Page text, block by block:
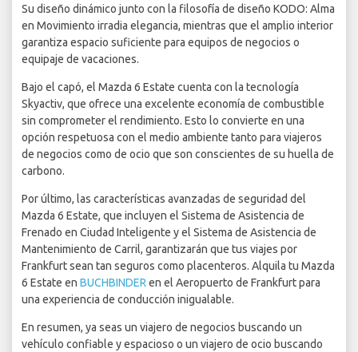
Su diseño dinámico junto con la filosofía de diseño KODO: Alma
en Movimiento irradia elegancia, mientras que el amplio interior
garantiza espacio suficiente para equipos de negocios o
equipaje de vacaciones.
Bajo el capó, el Mazda 6 Estate cuenta con la tecnología
Skyactiv, que ofrece una excelente economía de combustible
sin comprometer el rendimiento. Esto lo convierte en una
opción respetuosa con el medio ambiente tanto para viajeros
de negocios como de ocio que son conscientes de su huella de
carbono.
Por último, las características avanzadas de seguridad del
Mazda 6 Estate, que incluyen el Sistema de Asistencia de
Frenado en Ciudad Inteligente y el Sistema de Asistencia de
Mantenimiento de Carril, garantizarán que tus viajes por
Frankfurt sean tan seguros como placenteros. Alquila tu Mazda
6 Estate en BUCHBINDER en el Aeropuerto de Frankfurt para
una experiencia de conducción inigualable.
En resumen, ya seas un viajero de negocios buscando un
vehículo confiable y espacioso o un viajero de ocio buscando